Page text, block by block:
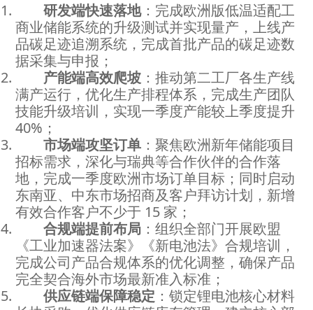
研发端快速落地：完成欧洲版低温适配工
商业储能系统的升级测试并实现量产，上线产
品碳足迹追溯系统，完成首批产品的碳足迹数
据采集与申报；
产能端高效爬坡 ：推动第二工厂各生产线
满产运行，优化生产排程体系，完成生产团队
技能升级培训，实现一季度产能较上季度提升
40%；
市场端攻坚订单 ：聚焦欧洲新年储能项目
招标需求，深化与瑞典等合作伙伴的合作落
地，完成一季度欧洲市场订单目标；同时启动
东南亚、中东市场招商及客户拜访计划，新增
有效合作客户不少于 15 家；
合规端提前布局 ：组织全部门开展欧盟
《工业加速器法案》《新电池法》合规培训，
完成公司产品合规体系的优化调整，确保产品
完全契合海外市场最新准入标准；
供应链端保障稳定 ：锁定锂电池核心材料